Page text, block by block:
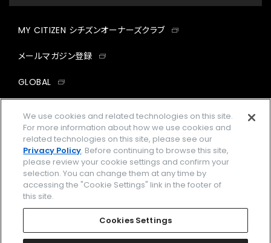
MY CITIZEN シチズンオーナーズクラブ
メールマガジン登録
GLOBAL
facebookinstagramtwitter
企業情報 ご利用規約
プライバシーポリシー Cookies Settings
Amazon PayはAmazon.com, Inc.またはその関連会社の商標です。
We use cookies and related technologies on this site.
For more information about how we use cookies and
related technologies on this site, please see our
Privacy Policy. Before continuing to browse this site,
please review your cookie settings and confirm your
selection. You can change them at any time by
accessing the "Cookie Settings" link in the footer of
this site.
Cookies Settings